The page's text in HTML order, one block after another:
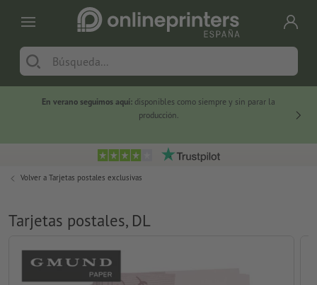
En verano seguimos aquí: disponibles como siempre y sin parar la
producción.
Volver a Tarjetas postales exclusivas
Tarjetas postales, DL